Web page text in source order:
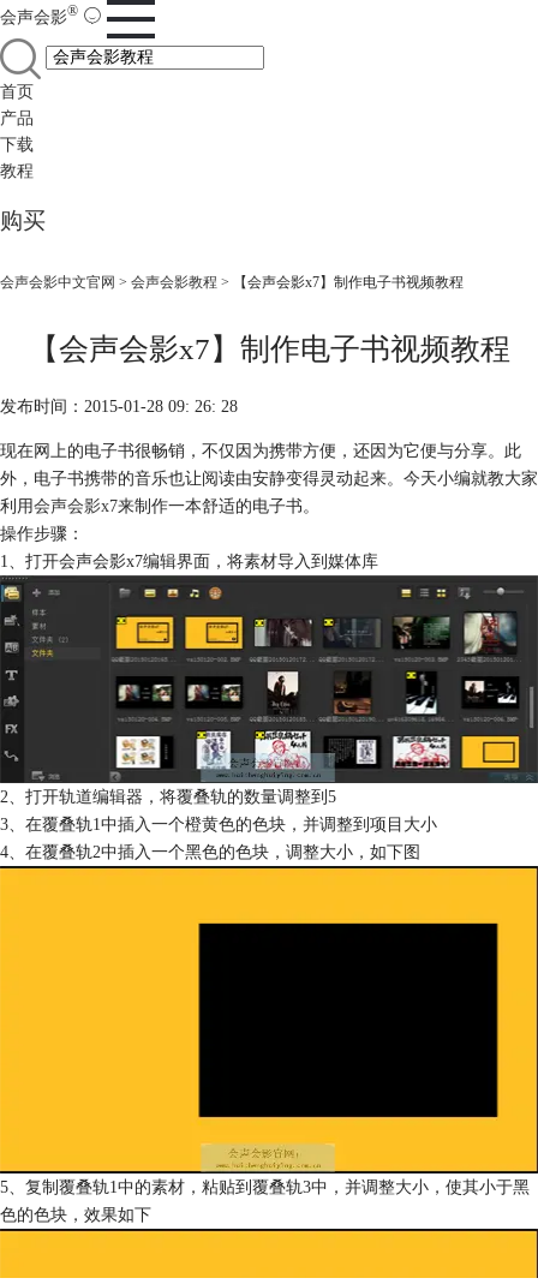
会声会影®
首页
产品
下载
教程
购买
会声会影中文官网 > 会声会影教程 > 【会声会影x7】制作电子书视频教程
【会声会影x7】制作电子书视频教程
发布时间：2015-01-28 09: 26: 28
现在网上的电子书很畅销，不仅因为携带方便，还因为它便与分享。此
外，电子书携带的音乐也让阅读由安静变得灵动起来。今天小编就教大家
利用会声会影x7来制作一本舒适的电子书。
操作步骤：
1、打开会声会影x7编辑界面，将素材导入到媒体库
2、打开轨道编辑器，将覆叠轨的数量调整到5
3、在覆叠轨1中插入一个橙黄色的色块，并调整到项目大小
4、在覆叠轨2中插入一个黑色的色块，调整大小，如下图
5、复制覆叠轨1中的素材，粘贴到覆叠轨3中，并调整大小，使其小于黑
色的色块，效果如下